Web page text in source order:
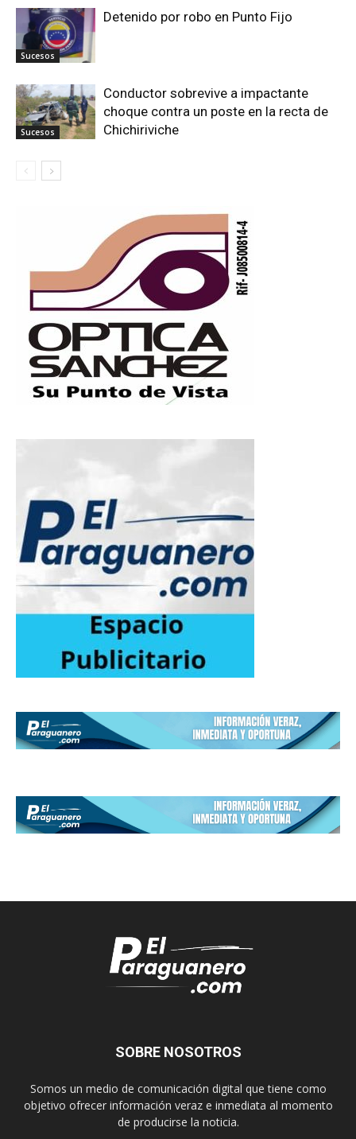
Sucesos
Detenido por robo en Punto Fijo
Sucesos
Conductor sobrevive a impactante
choque contra un poste en la recta de
Chichiriviche
SOBRE NOSOTROS
Somos un medio de comunicación digital que tiene como
objetivo ofrecer información veraz e inmediata al momento
de producirse la noticia.